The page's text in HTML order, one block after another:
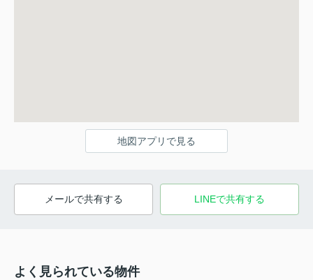
地図アプリで見る
メールで共有する LINEで共有する
よく見られている物件